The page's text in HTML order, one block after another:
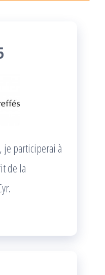
je participerai à
de la